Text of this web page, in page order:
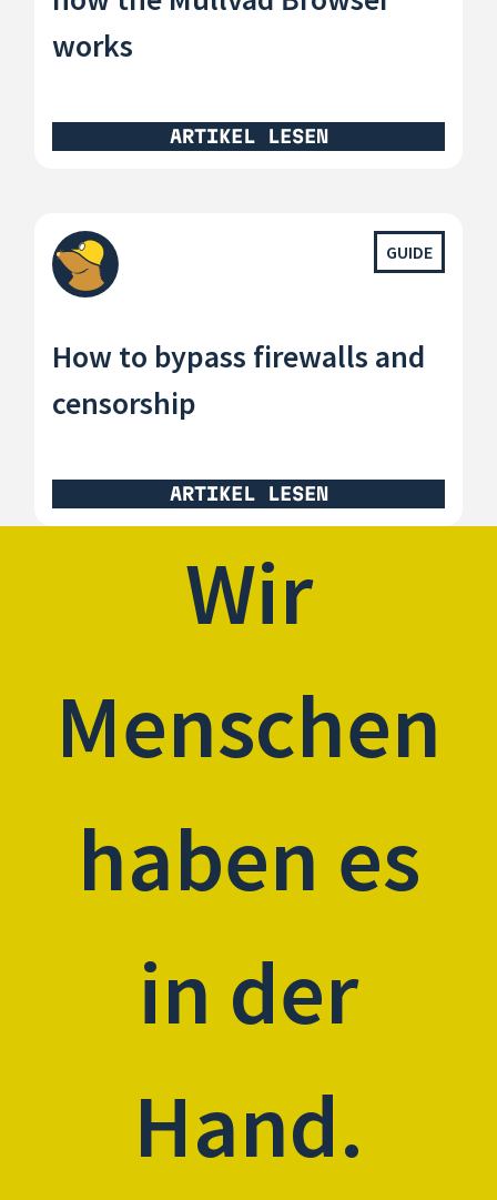
works
ARTIKEL LESEN
GUIDE
How to bypass firewalls and
censorship
ARTIKEL LESEN
Wir
Menschen
haben es
in der
Hand.